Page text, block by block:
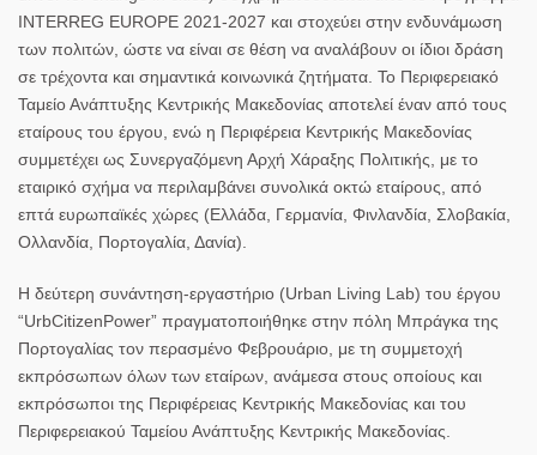
INTERREG EUROPE 2021-2027 και στοχεύει στην ενδυνάμωση
των πολιτών , ώστε να είναι σε θέση να αναλάβουν οι ίδιοι δράση
σε τρέχοντα και σημαντικά κοινωνικά ζητήματα. Το Περιφερειακό
Ταμείο Ανάπτυξης Κεντρικής Μακεδονίας αποτελεί έναν από τους
εταίρους του έργου, ενώ η Περιφέρεια Κεντρικής Μακεδονίας
συμμετέχει ως Συνεργαζόμενη Αρχή Χάραξης Πολιτικής , με το
εταιρικό σχήμα να περιλαμβάνει συνολικά οκτώ εταίρους, από
επτά ευρωπαϊκές χώρες (Ελλάδα, Γερμανία, Φινλανδία, Σλοβακία,
Ολλανδία, Πορτογαλία, Δανία).
Η δεύτερη συνάντηση-εργαστήριο (Urban Living Lab) του έργου
“UrbCitizenPower” πραγματοποιήθηκε στην πόλη Μπράγκα της
Πορτογαλίας τον περασμένο Φεβρουάριο, με τη συμμετοχή
εκπρόσωπων όλων των εταίρων, ανάμεσα στους οποίους και
εκπρόσωποι της Περιφέρειας Κεντρικής Μακεδονίας και του
Περιφερειακού Ταμείου Ανάπτυξης Κεντρικής Μακεδονίας.